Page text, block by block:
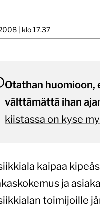
| klo 17.37
Otathan huomioon,
välttämättä ihan
kiistassa on kyse
kaipaa
ja
toimijoille